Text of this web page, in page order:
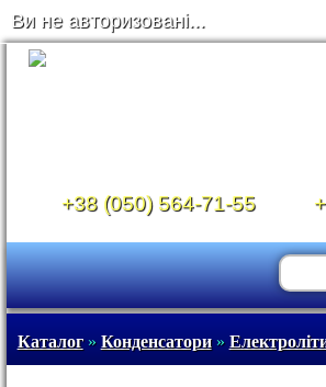
Ви не авторизовані...
+38 (050) 564-71-55
Каталог» Конденсатори»